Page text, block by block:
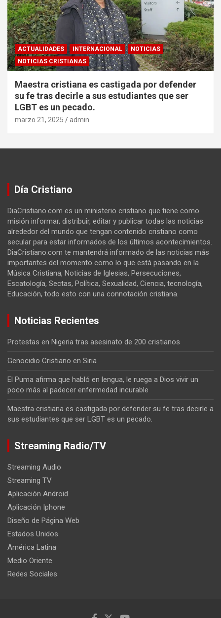
ACTUALIDADES INTERNACIONAL
NOTICIAS
NOTICIAS CRISTIANAS
Maestra cristiana es castigada por defender
su fe tras decirle a sus estudiantes que ser
LGBT es un pecado.
marzo 21, 2025 admin
Día Cristiano
DiaCristiano.com es un ministerio cristiano que tiene como
misión informar, distribuir, editar y publicar todas las noticias
alrededor del mundo que tengan contenido cristiano como
secular para estar informados de los últimos acontecimientos.
DiaCristiano.com te mantendrá informado de las noticias más
importantes del momento como lo que está pasando en la
Música Cristiana, Noticias de Iglesias, Persecuciones,
Escatología, Sectas, Política, Sexualidad, Ciencia, tecnología,
Educación, todo esto con una connotación cristiana.
Noticias Recientes
Protestas en Nigeria tras asesinato de 200 cristianos
Genocidio Cristiano en Siria
El Puma afirma que habló en lengua, le ruega a Dios vivir un
poco más al padecer enfermedad incurable
Maestra cristiana es castigada por defender su fe tras decirle a
sus estudiantes que ser LGBT es un pecado.
Streaming Radio/TV
Streaming Audio
Streaming TV
Aplicación Android
Aplicación Iphone
Diseño de Página Web
Estados Unidos
América Latina
Medio Oriente
Redes Sociales